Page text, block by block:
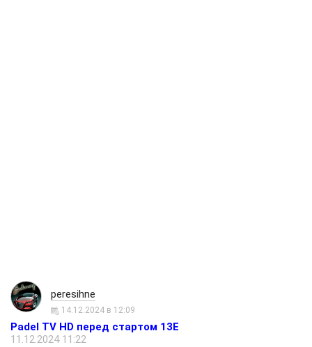
peresihne
14.12.2024 в 12:09
Padel TV HD перед стартом 13E
11.12.2024 11:22